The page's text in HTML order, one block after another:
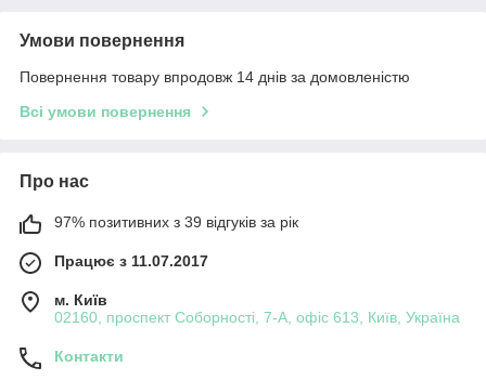
Умови повернення
Повернення товару впродовж 14 днів за домовленістю
Всі умови повернення
Про нас
97% позитивних з 39 відгуків за рік
Працює з 11.07.2017
м. Київ
02160, проспект Соборності, 7-А, офіс 613, Київ, Україна
Контакти